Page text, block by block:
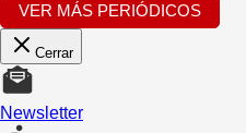
VER MÁS PERIÓDICOS
Cerrar
Newsletter